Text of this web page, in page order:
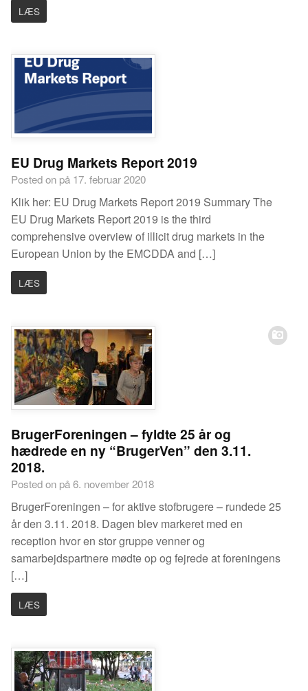
LÆS
EU Drug Markets Report 2019
Posted on på 17. februar 2020
Klik her: EU Drug Markets Report 2019 Summary The
EU Drug Markets Report 2019 is the third
comprehensive overview of illicit drug markets in the
European Union by the EMCDDA and […]
LÆS
BrugerForeningen – fyldte 25 år og
hædrede en ny “BrugerVen” den 3.11.
2018.
Posted on på 6. november 2018
BrugerForeningen – for aktive stofbrugere – rundede 25
år den 3.11. 2018. Dagen blev markeret med en
reception hvor en stor gruppe venner og
samarbejdspartnere mødte op og fejrede at foreningens
[…]
LÆS